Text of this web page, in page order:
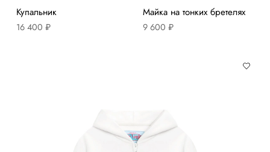
Купальник
16 400 ₽
Майка на тонких бретелях
9 600 ₽